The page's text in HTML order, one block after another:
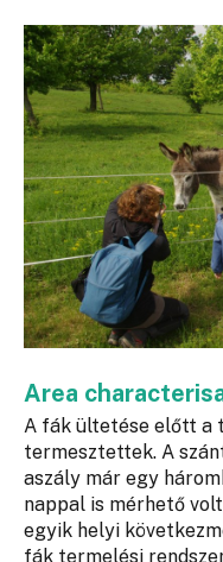
Area
A fák ültetése előtt a
termesztettek. A
aszály már egy
nappal is mérhető
egyik helyi
fák termelési